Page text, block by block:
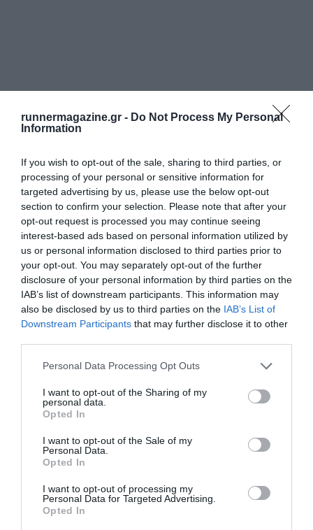
runnermagazine.gr - Do Not Process My Personal
Information
If you wish to opt-out of the sale, sharing to third parties, or
processing of your personal or sensitive information for
targeted advertising by us, please use the below opt-out
section to confirm your selection. Please note that after your
opt-out request is processed you may continue seeing
interest-based ads based on personal information utilized by
us or personal information disclosed to third parties prior to
your opt-out. You may separately opt-out of the further
disclosure of your personal information by third parties on the
IAB’s list of downstream participants. This information may
also be disclosed by us to third parties on the IAB’s List of
Downstream Participants that may further disclose it to other
Personal Data Processing Opt Outs
I want to opt-out of the Sharing of my
personal data.
Opted In
I want to opt-out of the Sale of my
Personal Data.
Opted In
I want to opt-out of processing my
Personal Data for Targeted Advertising.
Opted In